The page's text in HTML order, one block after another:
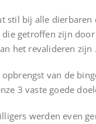
stil bij alle dierbaren
getroffen zijn door
het revalideren zijn .
opbrengst van de
3 vaste goede
werden even